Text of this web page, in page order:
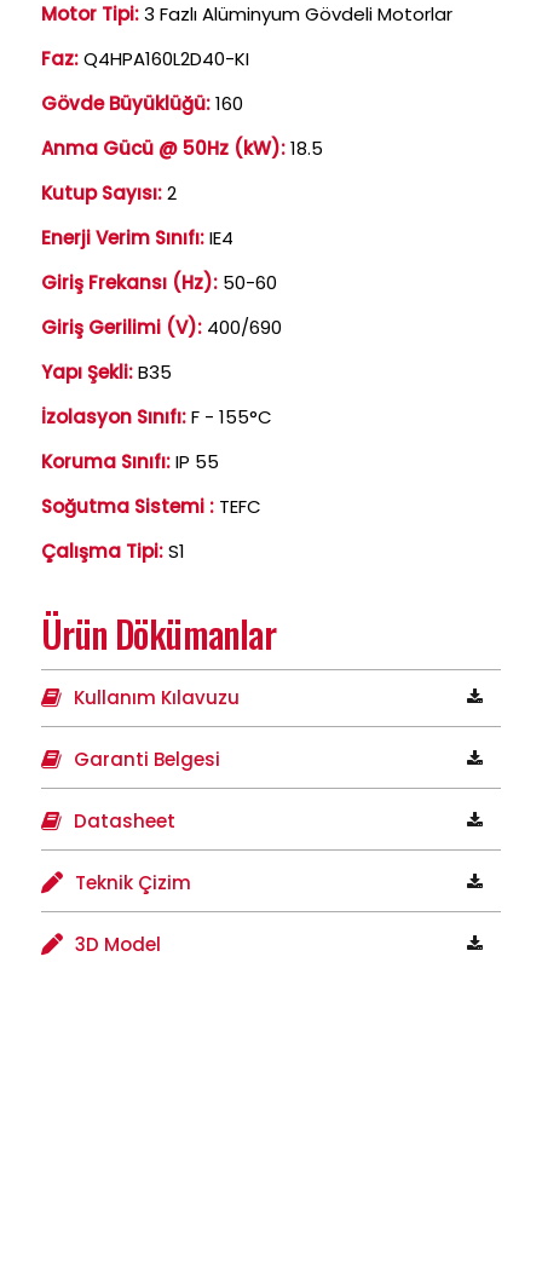
Motor Tipi:3 Fazlı Alüminyum Gövdeli Motorlar
Faz:Q4HPA160L2D40-KI
Gövde Büyüklüğü:160
Anma Gücü @ 50Hz (kW):18.5
Kutup Sayısı:2
Enerji Verim Sınıfı:IE4
Giriş Frekansı (Hz): 50-60
Giriş Gerilimi (V): 400/690
Yapı Şekli:B35
İzolasyon Sınıfı:F - 155°C
Koruma Sınıfı:IP 55
Soğutma Sistemi : TEFC
Çalışma Tipi:S1
Ürün Dökümanlar
Kullanım Kılavuzu
Garanti Belgesi
Datasheet
Teknik Çizim
3D Model